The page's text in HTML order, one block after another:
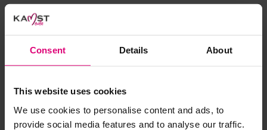
Consent Details About
This website uses cookies
We use cookies to personalise content and ads, to
provide social media features and to analyse our traffic.
Selecteer het wasgoed op kleur en was met een passend
Gebreide kledingstukken (met of zonder wol):
Allereerst: stel het wassen zo lang mogelijk uit.
Was in de wasmachine op een wol-programma. Dit
voorkomt wrijving en pilling.
Studio Anneloes
Capri travel
€ 59.97
Red Button
Capri jeans